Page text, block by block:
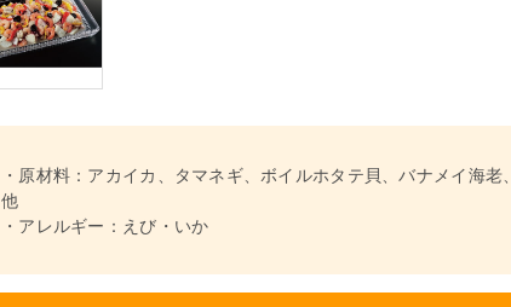
・原材料：アカイカ、タマネギ、ボイルホタテ貝、バナメイ海老、
他
・アレルギー：えび・いか